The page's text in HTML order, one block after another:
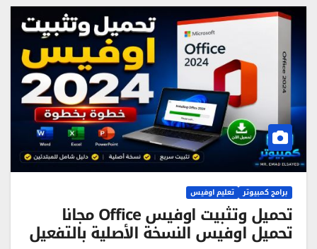
برامج كمبيوتر تعليم اوفيس
تحميل وتثبيت اوفيس Office مجانا
تحميل اوفيس النسخة الأصلية بالتفعيل